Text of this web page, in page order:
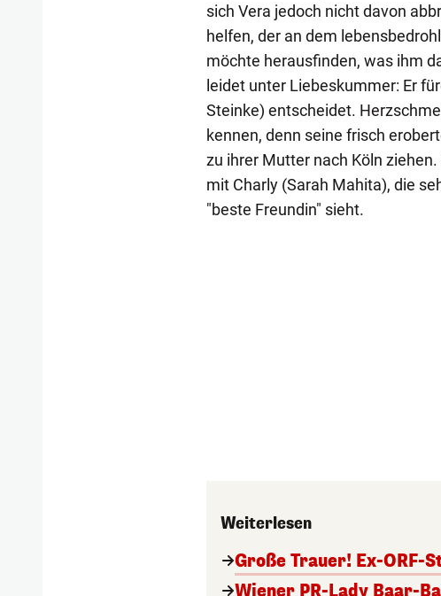
sich Vera jedoch nicht davon
helfen, der an dem
möchte herausfinden, was ihm
leidet unter Liebeskummer: Er
Steinke) entscheidet.
kennen, denn seine frisch
zu ihrer Mutter nach Köln
mit Charly (Sarah Mahita), die
"beste Freundin" sieht.
Weiterlesen
Große Trauer! Ex-ORF-
Wiener PR-Lady Baar-